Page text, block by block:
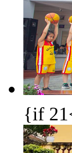
{if